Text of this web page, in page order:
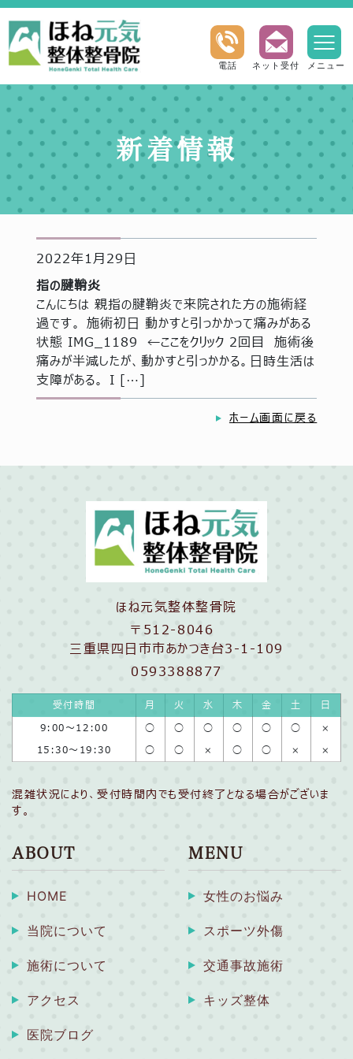
メニュー
ネット受付
電話
新着情報
2022年1月29日
指の腱鞘炎
こんにちは 親指の腱鞘炎で来院された方の施術経
過です。 施術初日 動かすと引っかかって痛みがある
状態 IMG_1189 ←ここをクリック 2回目 施術後
痛みが半減したが、動かすと引っかかる。日時生活は
支障がある。 I […]
ホーム画面に戻る
ほね元気整体整骨院
〒512-8046
三重県四日市市あかつき台3-1-109
0593388877
受付時間 月 火 水 木 金 土
日
9:00〜12:00
◯ ◯ ◯ ◯ ◯ ◯
×
15:30〜19:30
◯ ◯ × ◯ ◯ × ×
混雑状況により、受付時間内でも受付終了となる場合がございま
す。
ABOUT
HOME
当院について
施術について
アクセス
医院ブログ
MENU
女性のお悩み
スポーツ外傷
交通事故施術
キッズ整体